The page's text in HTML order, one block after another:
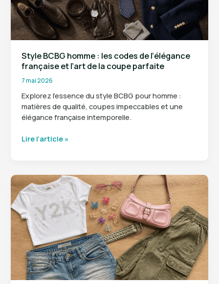
Style BCBG homme : les codes de l’élégance
française et l’art de la coupe parfaite
7 mai 2026
Explorez l’essence du style BCBG pour homme :
matières de qualité, coupes impeccables et une
élégance française intemporelle.
Style
les
codes
de
l’élégance
française
et
l’art
de
la
coupe
Lire l’article »